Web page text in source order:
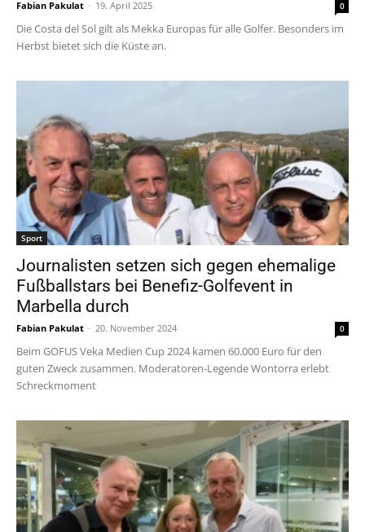
Fabian Pakulat - 19. April 2025 0
Die Costa del Sol gilt als Mekka Europas für alle Golfer. Besonders im
Herbst bietet sich die Küste an.
Sport
Journalisten setzen sich gegen ehemalige
Fußballstars bei Benefiz-Golfevent in
Marbella durch
Fabian Pakulat - 20. November 2024 0
Beim GOFUS Veka Medien Cup 2024 kamen 60.000 Euro für den
guten Zweck zusammen. Moderatoren-Legende Wontorra erlebt
Schreckmoment